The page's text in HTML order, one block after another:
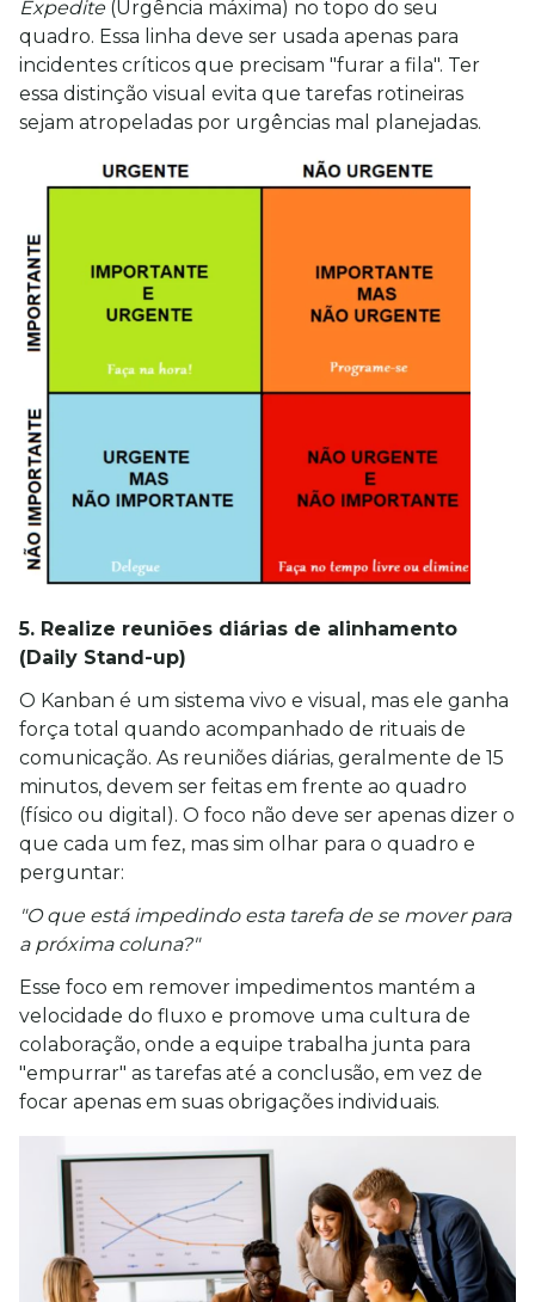
Expedite (Urgência máxima) no topo do seu
quadro. Essa linha deve ser usada apenas para
incidentes críticos que precisam "furar a fila". Ter
essa distinção visual evita que tarefas rotineiras
sejam atropeladas por urgências mal planejadas.
5. Realize reuniões diárias de alinhamento
(Daily Stand-up)
O Kanban é um sistema vivo e visual, mas ele ganha
força total quando acompanhado de rituais de
comunicação. As reuniões diárias, geralmente de 15
minutos, devem ser feitas em frente ao quadro
(físico ou digital). O foco não deve ser apenas dizer o
que cada um fez, mas sim olhar para o quadro e
perguntar:
"O que está impedindo esta tarefa de se mover para
a próxima coluna?"
Esse foco em remover impedimentos mantém a
velocidade do fluxo e promove uma cultura de
colaboração, onde a equipe trabalha junta para
"empurrar" as tarefas até a conclusão, em vez de
focar apenas em suas obrigações individuais.